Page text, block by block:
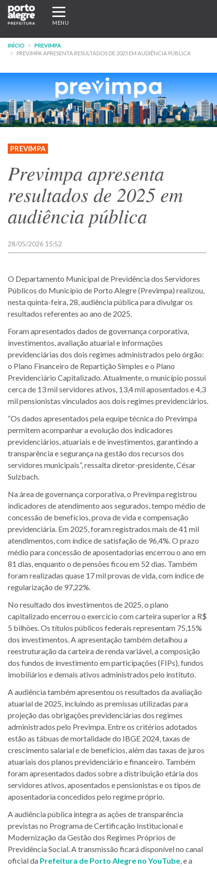
Pular
para
conteúdo
principal
Expandir/recolher
navegação
MENU
INÍCIO
PREVIMPA
PREVIMPA APRESENTA RESULTADOS DE 2025 EM AUDIÊNCIA PÚBLICA
PREVIMPA
Previmpa apresenta
resultados de 2025 em
audiência pública
28/05/2026 15:52
O Departamento Municipal de Previdência dos Servidores
Públicos do Município de Porto Alegre (Previmpa) realizou,
nesta quinta-feira, 28, audiência pública para divulgar os
resultados referentes ao ano de 2025.
Foram apresentados dados de governança corporativa,
investimentos, avaliação atuarial e informações
previdenciárias dos dois regimes administrados pelo órgão:
o Plano Financeiro de Repartição Simples e o Plano
Previdenciário Capitalizado. Atualmente, o município possui
cerca de 13 mil servidores ativos, 13,4 mil aposentados e 4,3
mil pensionistas vinculados aos dois regimes previdenciários.
“Os dados apresentados pela equipe técnica do Previmpa
permitem acompanhar a evolução dos indicadores
previdenciários, atuariais e de investimentos, garantindo a
transparência e segurança na gestão dos recursos dos
servidores municipais”, ressalta diretor-presidente, César
Sulzbach.
Na área de governança corporativa, o Previmpa registrou
indicadores de atendimento aos segurados, tempo médio de
concessão de benefícios, prova de vida e compensação
previdenciária. Em 2025, foram registrados mais de 41 mil
atendimentos, com índice de satisfação de 96,4%. O prazo
médio para concessão de aposentadorias encerrou o ano em
81 dias, enquanto o de pensões ficou em 52 dias. Também
foram realizadas quase 17 mil provas de vida, com índice de
regularização de 97,22%.
No resultado dos investimentos de 2025, o plano
capitalizado encerrou o exercício com carteira superior a R$
5 bilhões. Os títulos públicos federais representam 75,15%
dos investimentos. A apresentação também detalhou a
reestruturação da carteira de renda variável, a composição
dos fundos de investimento em participações (FIPs), fundos
imobiliários e demais ativos administrados pelo instituto.
A audiência também apresentou os resultados da avaliação
atuarial de 2025, incluindo as premissas utilizadas para
projeção das obrigações previdenciárias dos regimes
administrados pelo Previmpa. Entre os critérios adotados
estão as tábuas de mortalidade do IBGE 2024, taxas de
crescimento salarial e de benefícios, além das taxas de juros
atuariais dos planos previdenciário e financeiro. Também
foram apresentados dados sobre a distribuição etária dos
servidores ativos, aposentados e pensionistas e os tipos de
aposentadoria concedidos pelo regime próprio.
A audiência pública integra as ações de transparência
previstas no Programa de Certificação Institucional e
Modernização da Gestão dos Regimes Próprios de
Previdência Social. A transmissão ficará disponível no canal
oficial da Prefeitura de Porto Alegre no YouTube , e a